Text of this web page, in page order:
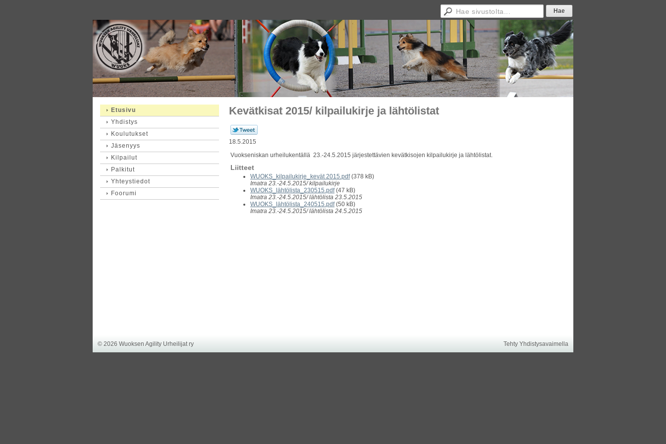
Kevätkisat 2015/ kilpailukirje ja lähtölistat
18.5.2015
Vuokseniskan urheilukentällä 23.-24.5.2015 järjestettävien kevätkisojen kilpailukirje ja lähtölistat.
Liitteet
WUOKS_kilpailukirje_kevät 2015.pdf (378 kB)
Imatra 23.-24.5.2015/ kilpailukirje
WUOKS_lähtölista_230515.pdf (47 kB)
Imatra 23.-24.5.2015/ lähtölista 23.5.2015
WUOKS_lähtölista_240515.pdf (50 kB)
Imatra 23.-24.5.2015/ lähtölista 24.5.2015
Etusivu
Yhdistys
Koulutukset
Jäsenyys
Kilpailut
Palkitut
Yhteystiedot
Foorumi
Tehty Yhdistysavaimella
© 2026 Wuoksen Agility Urheilijat ry